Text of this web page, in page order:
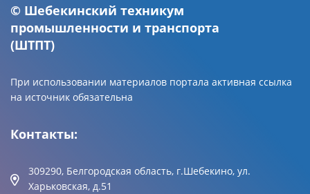
© Шебекинский техникум
промышленности и транспорта
(ШТПТ)
При использовании материалов портала активная ссылка
на источник обязательна
Контакты:
309290, Белгородская область, г.Шебекино, ул.
Харьковская, д.51